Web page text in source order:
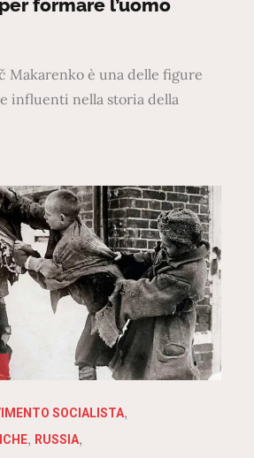
formare l’uomo
Makarenko è una delle figure
influenti nella storia della
SOCIALISTA
RUSSIA